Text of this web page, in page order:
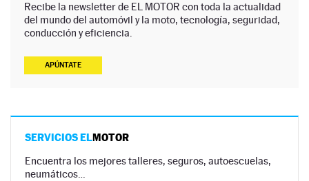
Recibe la newsletter de EL MOTOR con toda la actualidad
del mundo del automóvil y la moto, tecnología, seguridad,
conducción y eficiencia.
APÚNTATE
SERVICIOS ELMOTOR
Encuentra los mejores talleres, seguros, autoescuelas,
neumáticos…